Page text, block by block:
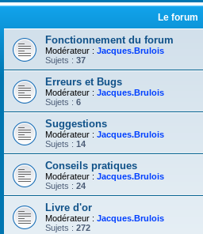
Le forum
Fonctionnement du forum
Modérateur : Jacques.Brulois
Sujets : 37
Erreurs et Bugs
Modérateur : Jacques.Brulois
Sujets : 6
Suggestions
Modérateur : Jacques.Brulois
Sujets : 14
Conseils pratiques
Modérateur : Jacques.Brulois
Sujets : 24
Livre d'or
Modérateur : Jacques.Brulois
Sujets : 272